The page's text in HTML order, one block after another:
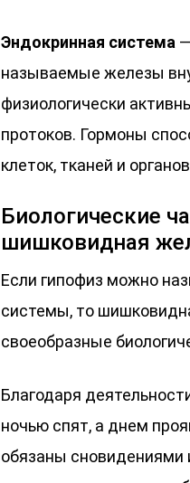
Эндокринная система
называемые железы
физиологически
протоков. Гормоны
клеток, тканей и
Биологические
шишковидная
Если гипофиз можно
системы, то
своеобразные
Благодаря
ночью спят, а днем
обязаны